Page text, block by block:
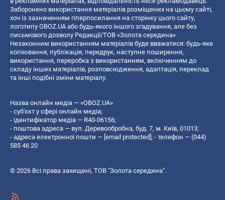
Заборонено використання матеріалів розміщених на цьому сайті,
хоч із зазначенням гіперпосилання на сторінку цього сайту,
логотипу OBOZ.UA або будь-якого іншого згадування, але без
письмового дозволу Редакції/ТОВ «Золота середина»
Незаконним використанням матеріалів буде вважатися: будь-яке
копiювання, публiкацiя, передрук, наступне поширення,
використання, переробка з використанням, включенням до
складу інших матеріалів, розповсюдження, адаптація, переклад
та інші подібні зміни матеріалу.
Назва онлайн медіа — «OBOZ.UA»
- суб'єкт у сфері онлайн медіа;
- ідентифікатор медіа — R40-06156;
- поштова адреса — вул. Деревообробна, буд. 7, м. Київ, 01013;
- адреса електронної пошти — [email protected]; - телефон — (044)
585 46 20
© 2026 Всі права захищені, ТОВ "Золота середина".